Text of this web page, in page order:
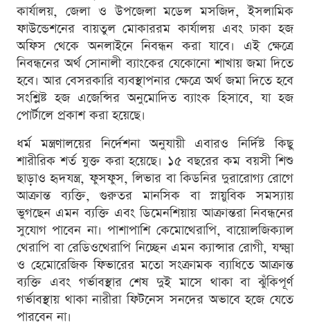
কার্যালয়, জেলা ও উপজেলা মডেল মসজিদ, ইসলামিক
ফাউন্ডেশনের বায়তুল মোকাররম কার্যালয় এবং ঢাকা হজ
অফিস থেকে অনলাইনে নিবন্ধন করা যাবে। এই ক্ষেত্রে
নিবন্ধনের অর্থ সোনালী ব্যাংকের যেকোনো শাখায় জমা দিতে
হবে। আর বেসরকারি ব্যবস্থাপনার ক্ষেত্রে অর্থ জমা দিতে হবে
সংশ্লিষ্ট হজ এজেন্সির অনুমোদিত ব্যাংক হিসাবে, যা হজ
পোর্টালে প্রকাশ করা হয়েছে।
ধর্ম মন্ত্রণালয়ের নির্দেশনা অনুযায়ী এবারও নির্দিষ্ট কিছু
শারীরিক শর্ত যুক্ত করা হয়েছে। ১৫ বছরের কম বয়সী শিশু
ছাড়াও হৃদযন্ত্র, ফুসফুস, লিভার বা কিডনির দুরারোগ্য রোগে
আক্রান্ত ব্যক্তি, গুরুতর মানসিক বা স্নায়ুবিক সমস্যায়
ভুগছেন এমন ব্যক্তি এবং ডিমেনশিয়ায় আক্রান্তরা নিবন্ধনের
সুযোগ পাবেন না। পাশাপাশি কেমোথেরাপি, বায়োলজিক্যাল
থেরাপি বা রেডিওথেরাপি নিচ্ছেন এমন ক্যান্সার রোগী, যক্ষ্মা
ও হেমোরেজিক ফিভারের মতো সংক্রামক ব্যাধিতে আক্রান্ত
ব্যক্তি এবং গর্ভাবস্থার শেষ দুই মাসে থাকা বা ঝুঁকিপূর্ণ
গর্ভাবস্থায় থাকা নারীরা ফিটনেস সনদের অভাবে হজে যেতে
পারবেন না।